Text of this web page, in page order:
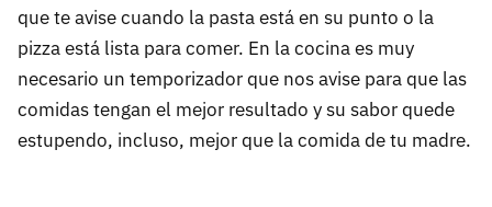
que te avise cuando la pasta está en su punto o la
pizza está lista para comer. En la cocina es muy
necesario un temporizador que nos avise para que las
comidas tengan el mejor resultado y su sabor quede
estupendo, incluso, mejor que la comida de tu madre.